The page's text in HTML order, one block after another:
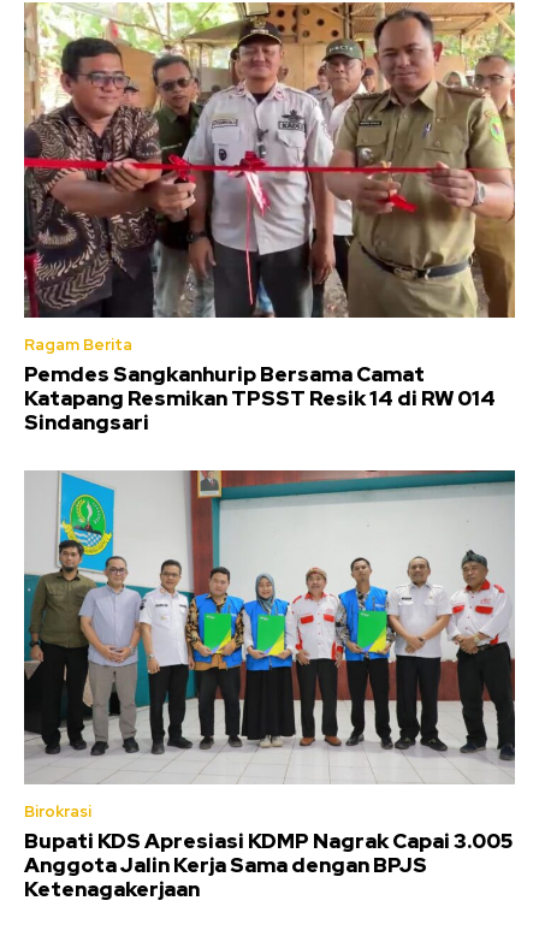
Ragam Berita
Pemdes Sangkanhurip Bersama Camat
Katapang Resmikan TPSST Resik 14 di RW 014
Sindangsari
Birokrasi
Bupati KDS Apresiasi KDMP Nagrak Capai 3.005
Anggota Jalin Kerja Sama dengan BPJS
Ketenagakerjaan